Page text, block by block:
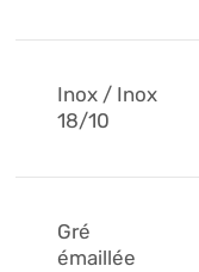
Inox / Inox
18/10
Gré
émaillée